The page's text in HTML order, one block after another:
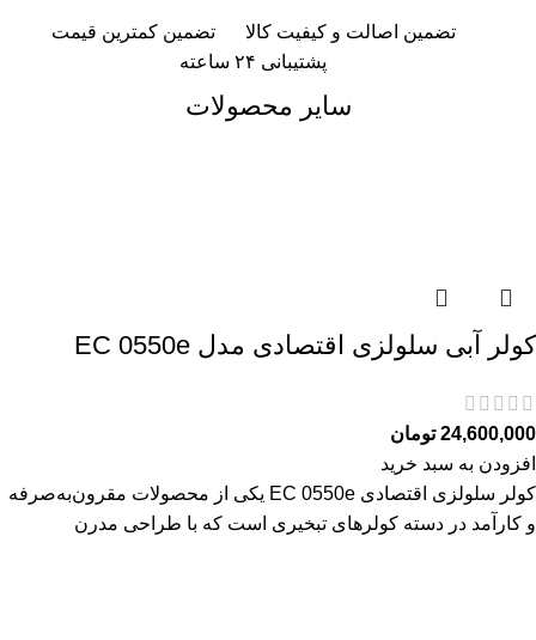
تضمین اصالت و کیفیت کالا
تضمین کمترین قیمت
پشتیبانی ۲۴ ساعته
سایر محصولات
کولر آبی سلولزی اقتصادی مدل EC 0550e
24,600,000 تومان
افزودن به سبد خرید
کولر سلولزی اقتصادی EC 0550e یکی از محصولات مقرون‌به‌صرفه
و کارآمد در دسته کولرهای تبخیری است که با طراحی مدرن